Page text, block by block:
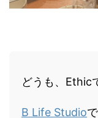
どうも、Ethic
B Life Studio